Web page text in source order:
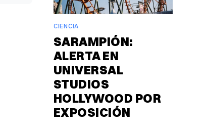
CIENCIA
SARAMPIÓN:
ALERTA EN
UNIVERSAL
STUDIOS
HOLLYWOOD POR
EXPOSICIÓN